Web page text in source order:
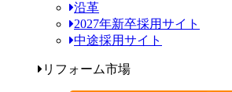
沿革
2027年新卒採用サイト
中途採用サイト
リフォーム市場